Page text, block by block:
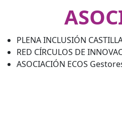
PLENA INCLUSIÓN
RED CÍRCULOS DE
ASOCIACIÓN ECOS